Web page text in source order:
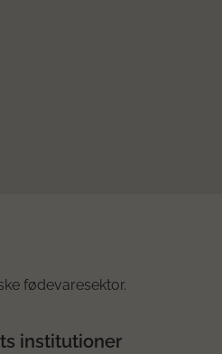
fødevaresektor.
institutioner